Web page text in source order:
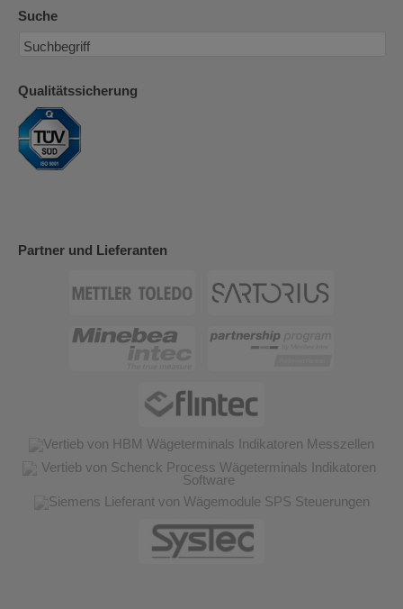
Suche
Qualitätssicherung
Partner und Lieferanten